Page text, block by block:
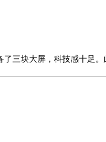
三块大屏，科技感十足